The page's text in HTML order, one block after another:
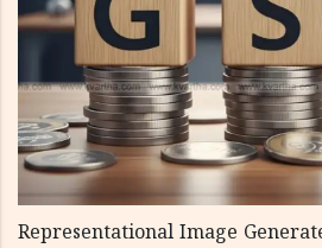
Representational Image